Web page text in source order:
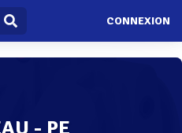
CONNEXION